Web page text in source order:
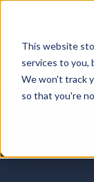
This website
services to you,
We won't track
so that you're